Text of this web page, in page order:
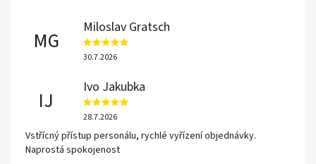
MG
Miloslav Gratsch
30.7.2026
IJ
Ivo Jakubka
28.7.2026
Vstřícný přístup personálu, rychlé vyřízení objednávky.
Naprostá spokojenost